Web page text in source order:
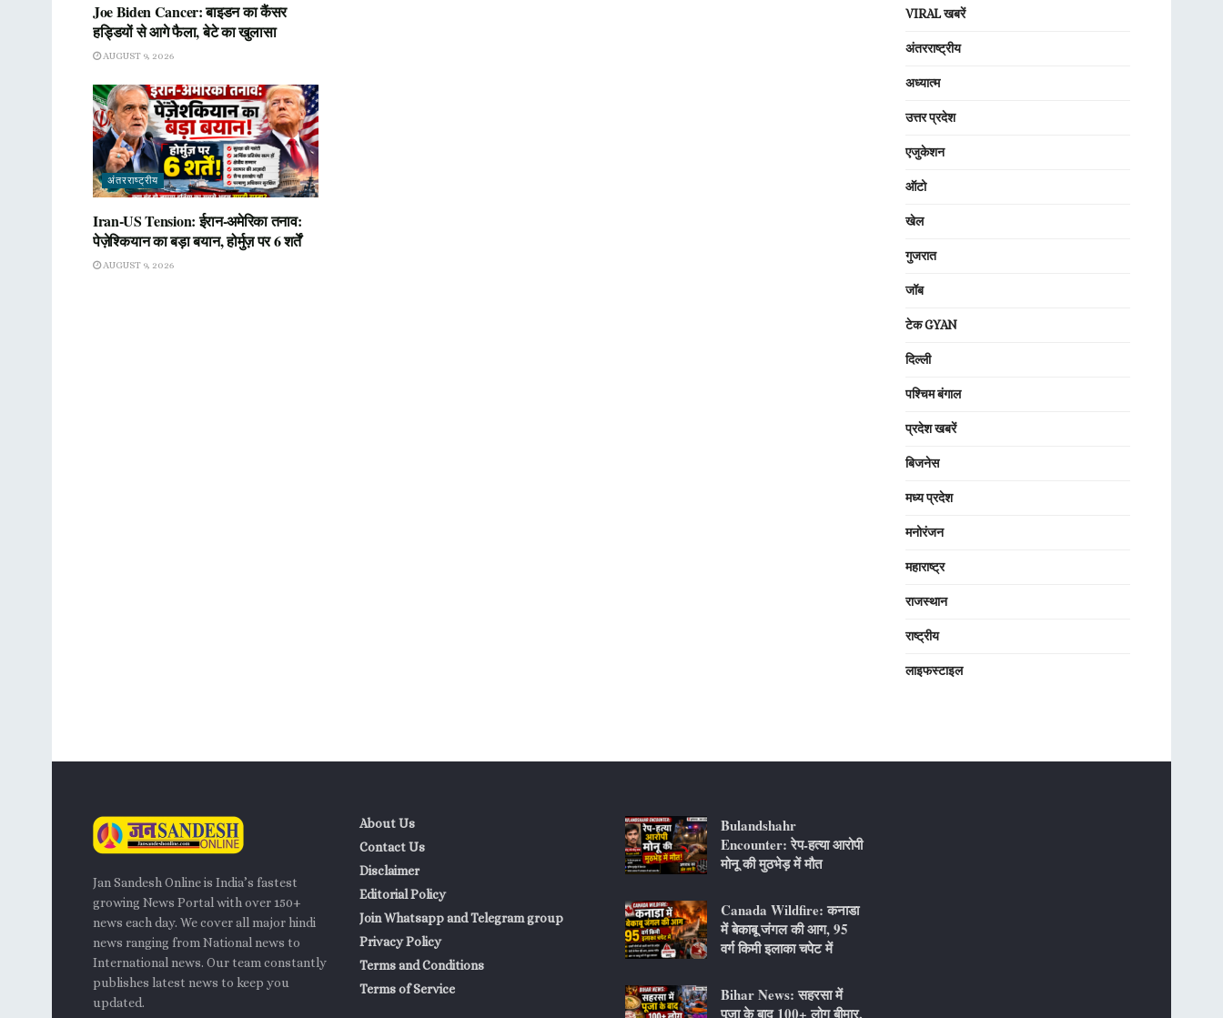
Joe Biden Cancer: बाइडन का कैंसर
हड्डियों से आगे फैला, बेटे का खुलासा
AUGUST 9, 2026
अंतरराष्ट्रीय
Iran-US Tension: ईरान-अमेरिका तनाव:
पेज़ेश्कियान का बड़ा बयान, होर्मुज़ पर 6 शर्तें
AUGUST 9, 2026
VIRAL खबरें
अंतरराष्ट्रीय
अध्यात्म
उत्तर प्रदेश
एजुकेशन
ऑटो
खेल
गुजरात
जॉब
टेक GYAN
दिल्ली
पश्चिम बंगाल
प्रदेश खबरें
बिजनेस
मध्य प्रदेश
मनोरंजन
महाराष्ट्र
राजस्थान
राष्ट्रीय
लाइफस्टाइल
Jan Sandesh Online is India’s fastest
growing News Portal with over 150+
news each day. We cover all major hindi
news ranging from National news to
International news. Our team constantly
publishes latest news to keep you
updated.
About Us
Contact Us
Disclaimer
Editorial Policy
Join Whatsapp and Telegram group
Privacy Policy
Terms and Conditions
Terms of Service
Bulandshahr
Encounter: रेप-हत्या आरोपी
मोनू की मुठभेड़ में मौत
Canada Wildfire: कनाडा
में बेकाबू जंगल की आग, 95
वर्ग किमी इलाका चपेट में
Bihar News: सहरसा में
पूजा के बाद 100+ लोग बीमार,